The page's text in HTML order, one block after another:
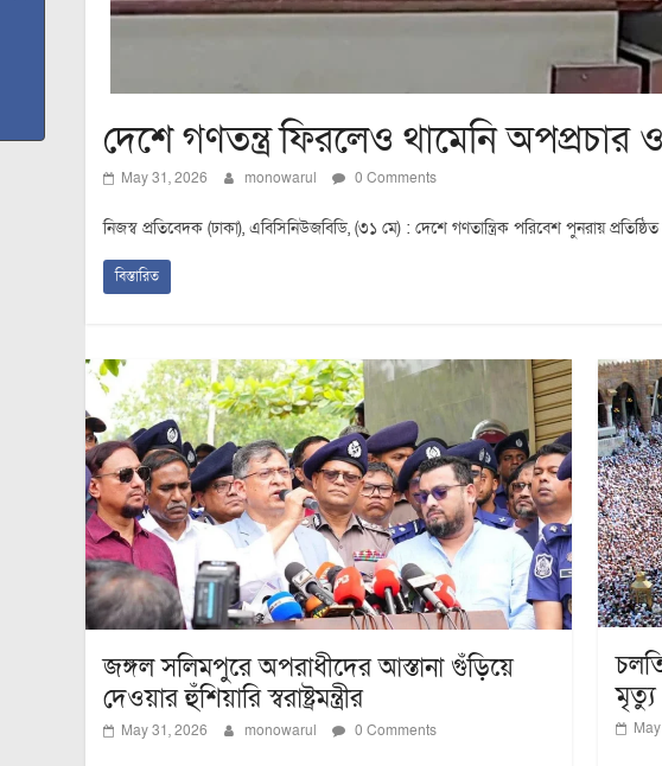
দেশে গণতন্ত্র ফিরলেও থামেনি
May 31, 2026 monowarul 0 Comments
নিজস্ব প্রতিবেদক (ঢাকা), এবিসিনিউজবিডি, (৩১ মে) : দেশে গণতান্ত্রিক পরিবেশ পুনরায়
বিস্তারিত
জঙ্গল সলিমপুরে অপরাধীদের আস্তানা গুঁড়িয়ে
দেওয়ার হুঁশিয়ারি স্বরাষ্ট্রমন্ত্রীর
May 31, 2026 monowarul 0 Comments
মৃত্যু